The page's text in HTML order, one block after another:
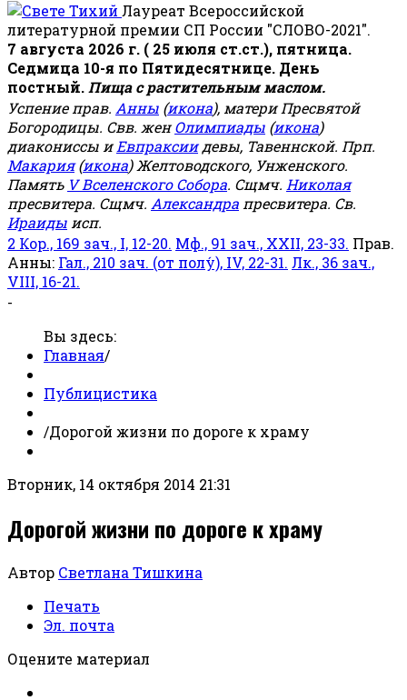
Лауреат Всероссийской
литературной премии СП России "СЛОВО-2021".
7 августа 2026 г. ( 25 июля ст.ст.), пятница.
Седмица 10-я по Пятидесятнице. День
постный. Пища с растительным маслом.
Успение прав. Анны (икона), матери Пресвятой
Богородицы. Свв. женОлимпиады (икона)
диакониссы иЕвпраксиидевы, Тавеннской. Прп.
Макария(икона) Желтоводского, Унженского.
Память V Вселенского Собора. Сщмч. Николая
пресвитера. Сщмч. Александра пресвитера. Св.
Ираиды исп.
2 Кор., 169 зач., I, 12-20. Мф., 91 зач., XXII, 23-33. Прав.
Анны: Гал., 210 зач. (от полу́), IV, 22-31. Лк., 36 зач.,
VIII, 16-21.
-
Вы здесь:
Главная/
Публицистика
/Дорогой жизни по дороге к храму
Вторник, 14 октября 2014 21:31
Дорогой жизни по дороге к храму
Автор Светлана Тишкина
Печать
Эл. почта
Оцените материал